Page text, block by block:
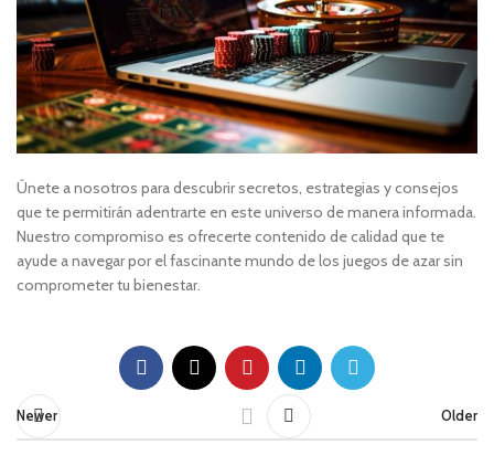
Únete a nosotros para descubrir secretos, estrategias y consejos
que te permitirán adentrarte en este universo de manera informada.
Nuestro compromiso es ofrecerte contenido de calidad que te
ayude a navegar por el fascinante mundo de los juegos de azar sin
comprometer tu bienestar.
Newer Older